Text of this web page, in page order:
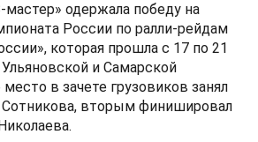
одержала победу на
России по ралли-рейдам
которая прошла с 17 по 21
и Самарской
в зачете грузовиков занял
вторым финишировал